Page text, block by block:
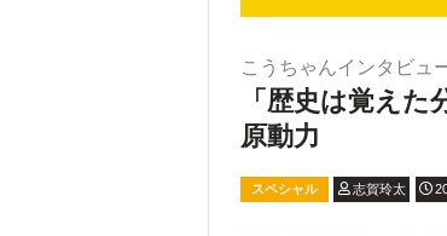
こうちゃんインタビュ
「歴史は覚え
原動力
スペシャル 志賀玲太